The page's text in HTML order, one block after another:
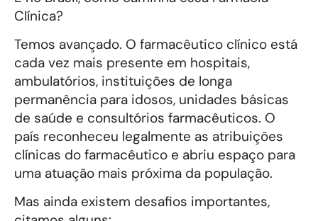
Clínica?
Temos avançado. O farmacêutico clínico está
cada vez mais presente em hospitais,
ambulatórios, instituições de longa
permanência para idosos, unidades básicas
de saúde e consultórios farmacêuticos. O
país reconheceu legalmente as atribuições
clínicas do farmacêutico e abriu espaço para
uma atuação mais próxima da população.
Mas ainda existem desafios importantes,